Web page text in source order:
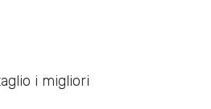
i migliori